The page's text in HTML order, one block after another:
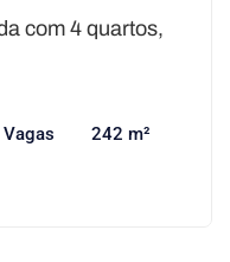
com 4 quartos,
242 m²